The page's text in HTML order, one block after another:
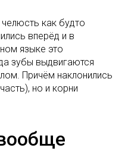
как будто
вперёд и в
языке это
зубы выдвигаются
Причём наклонились
но и корни